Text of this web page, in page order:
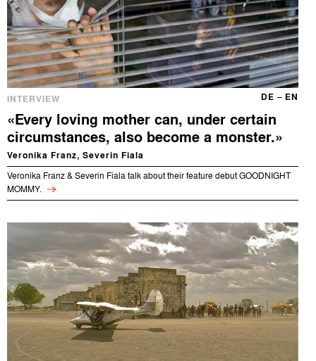
INTERVIEW DE – EN
«Every loving mother can, under certain
circumstances, also become a monster.»
Veronika Franz, Severin Fiala
Veronika Franz & Severin Fiala talk about their feature debut GOODNIGHT
MOMMY.